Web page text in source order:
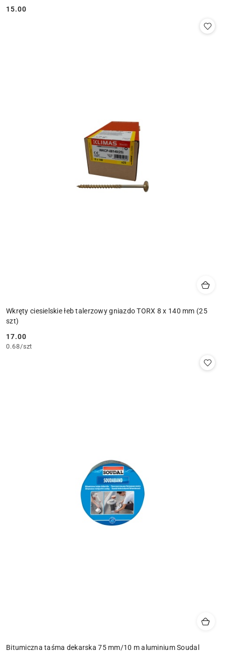
Cena:
15.00
Wkręty ciesielskie łeb talerzowy gniazdo TORX 8 x 140 mm (25
szt)
Cena:
17.00
0.68/szt
Bitumiczna taśma dekarska 75 mm/10 m aluminium Soudal